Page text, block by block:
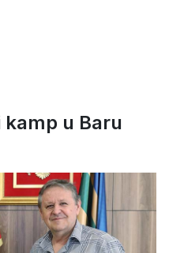
u Baru